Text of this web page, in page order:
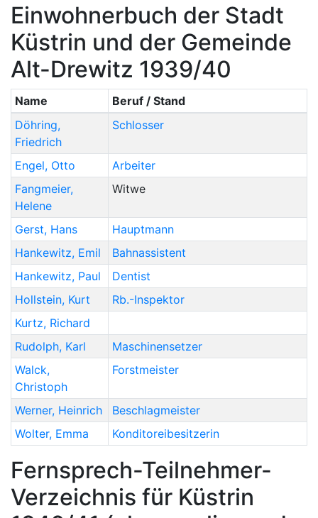
Einwohnerbuch der Stadt
Küstrin und der Gemeinde
Alt-Drewitz 1939/40
Name
Beruf / Stand
Döhring,
Friedrich
Schlosser
Engel, Otto
Arbeiter
Fangmeier,
Helene
Witwe
Gerst, Hans
Hauptmann
Hankewitz, Emil
Bahnassistent
Hankewitz, Paul
Dentist
Hollstein, Kurt
Rb.-Inspektor
Kurtz, Richard
Rudolph, Karl
Maschinensetzer
Walck,
Christoph
Forstmeister
Werner, Heinrich
Beschlagmeister
Wolter, Emma Konditoreibesitzerin
Fernsprech-Teilnehmer-
Verzeichnis für Küstrin